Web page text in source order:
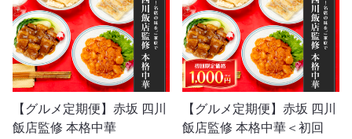
【グルメ定期便】赤坂 四川
飯店監修 本格中華
【グルメ定期便】赤坂 四川
飯店監修 本格中華＜初回